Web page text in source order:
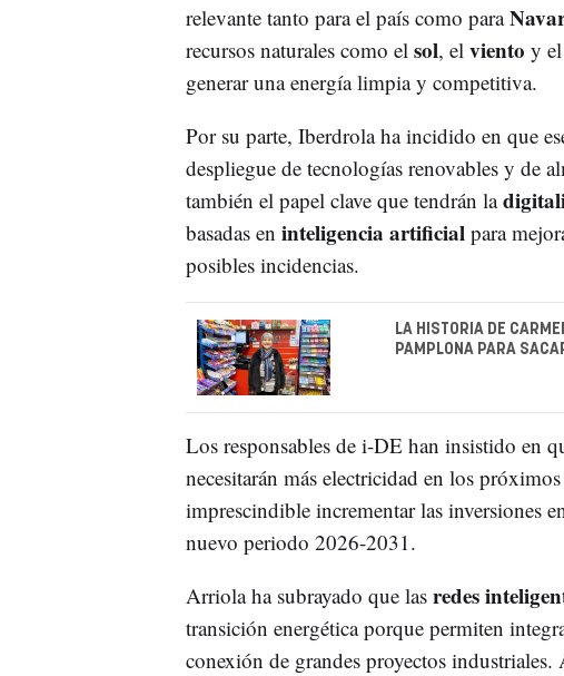
relevante tanto para el país como para
recursos naturales como el sol, el viento y
generar una energía limpia y competitiva.
Por su parte, Iberdrola ha incidido en que
despliegue de tecnologías renovables y de
también el papel clave que tendrán la
basadas en inteligencia artificial para
posibles incidencias.
LA HISTORIA DE
PAMPLONA PARA
Los responsables de i-DE han insistido en
necesitarán más electricidad en los
imprescindible incrementar las inversiones
nuevo periodo 2026-2031.
Arriola ha subrayado que las redes
transición energética porque permiten
conexión de grandes proyectos